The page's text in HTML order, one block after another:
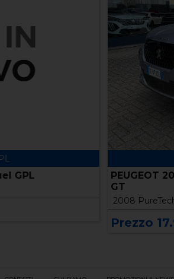
PEUGEOT 2008
2008 PureTech 130
Prezzo